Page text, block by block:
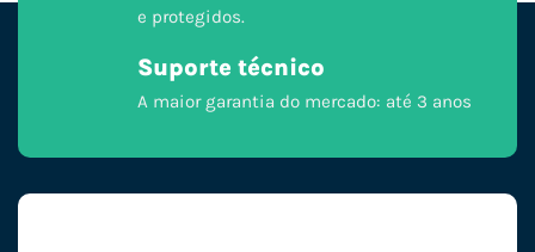
e protegidos.
Suporte técnico
A maior garantia do mercado: até 3 anos